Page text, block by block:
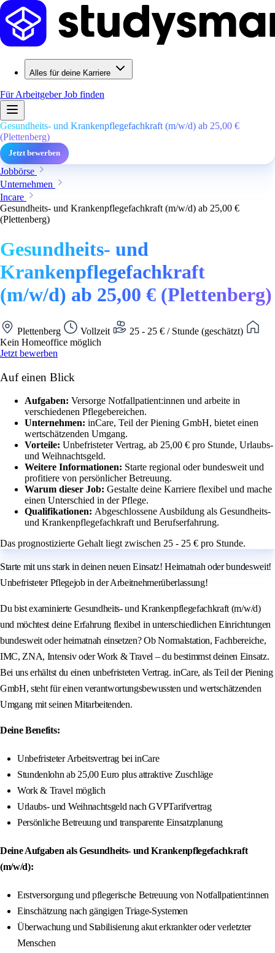
Alles für deine Karriere
Für ArbeitgeberJob finden
Gesundheits- und Krankenpflegefachkraft (m/w/d) ab 25,00 €
(Plettenberg)
Jetzt bewerben
Jobbörse
Unternehmen
Incare
Gesundheits- und Krankenpflegefachkraft (m/w/d) ab 25,00 €
(Plettenberg)
Gesundheits- und
Krankenpflegefachkraft
(m/w/d) ab 25,00 € (Plettenberg)
Plettenberg Vollzeit
25 - 25 € / Stunde (geschätzt)
Kein Homeoffice möglich
Jetzt bewerben
Auf einen Blick
Aufgaben: Versorge Notfallpatient:innen und arbeite in
verschiedenen Pflegebereichen.
Unternehmen: inCare, Teil der Piening GmbH, bietet einen
wertschätzenden Umgang.
Vorteile: Unbefristeter Vertrag, ab 25,00 € pro Stunde, Urlaubs-
und Weihnachtsgeld.
Weitere Informationen: Starte regional oder bundesweit und
profitiere von persönlicher Betreuung.
Warum dieser Job: Gestalte deine Karriere flexibel und mache
einen Unterschied in der Pflege.
Qualifikationen: Abgeschlossene Ausbildung als Gesundheits-
und Krankenpflegefachkraft und Berufserfahrung.
Das prognostizierte Gehalt liegt zwischen 25 - 25 € pro Stunde.
Starte mit uns stark in deinen neuen Einsatz! Heimatnah oder bundesweit!
Unbefristeter Pflegejob in der Arbeitnehmerüberlassung!
Du bist examinierte Gesundheits- und Krankenpflegefachkraft (m/w/d)
und möchtest deine Erfahrung flexibel in unterschiedlichen Einrichtungen
bundesweit oder heimatnah einsetzen? Ob Normalstation, Fachbereiche,
IMC, ZNA, Intensiv oder Work & Travel – du bestimmst deinen Einsatz.
Bei uns erhältst du einen unbefristeten Vertrag. inCare, als Teil der Piening
GmbH, steht für einen verantwortungsbewussten und wertschätzenden
Umgang mit seinen Mitarbeitenden.
Deine Benefits:
Unbefristeter Arbeitsvertrag bei inCare
Stundenlohn ab 25,00 Euro plus attraktive Zuschläge
Work & Travel möglich
Urlaubs- und Weihnachtsgeld nach GVPTarifvertrag
Persönliche Betreuung und transparente Einsatzplanung
Deine Aufgaben als Gesundheits- und Krankenpflegefachkraft
(m/w/d):
Erstversorgung und pflegerische Betreuung von Notfallpatient:innen
Einschätzung nach gängigen Triage-Systemen
Überwachung und Stabilisierung akut erkrankter oder verletzter
Menschen